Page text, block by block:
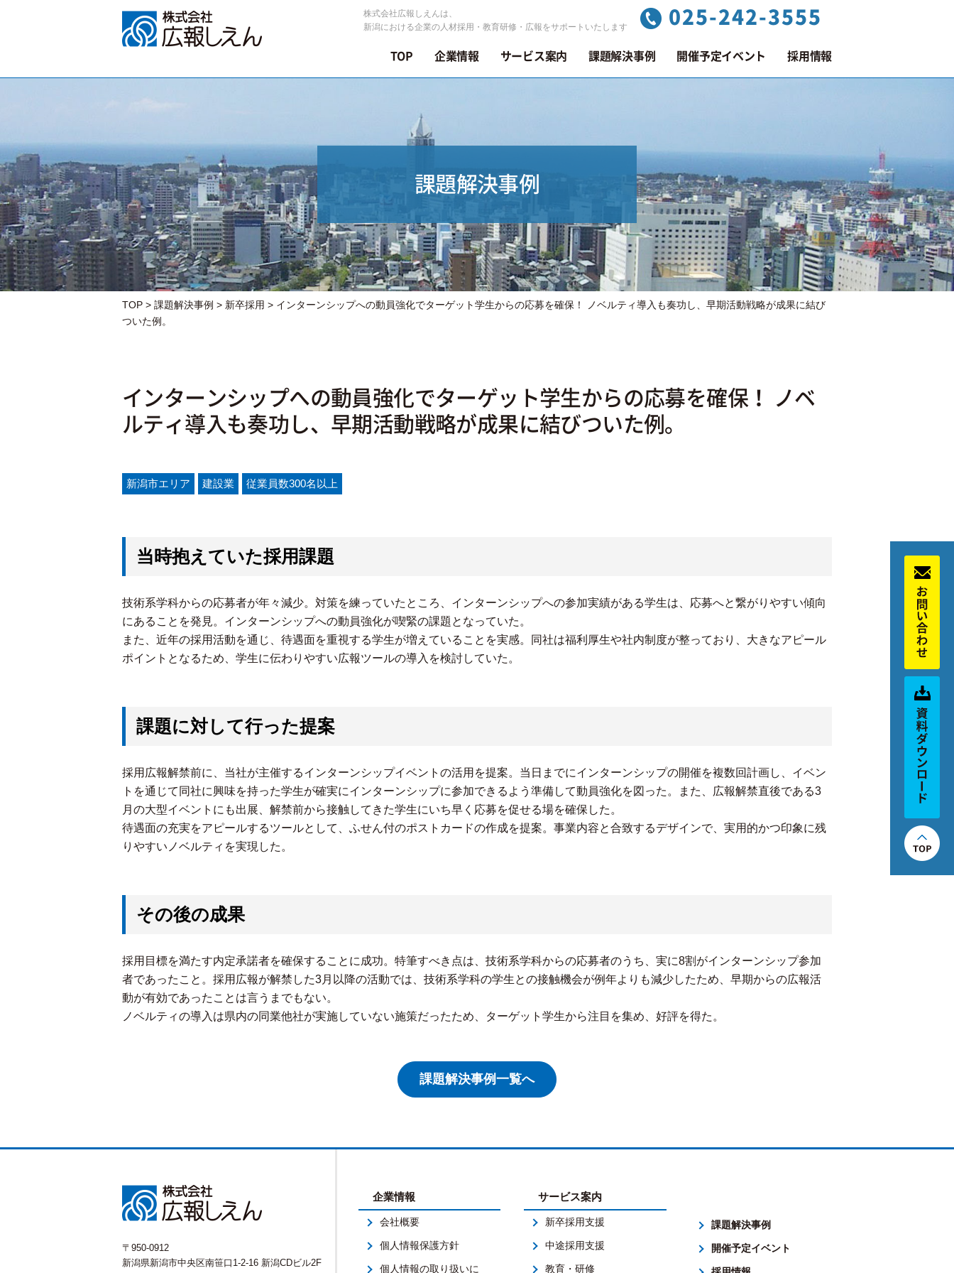
株式会社広報しえんは、
新潟における企業の人材採用・教育研修・広報をサポートいたします
025-242-3555
TOP 企業情報 サービス案内 課題解決事例 開催予定イベント 採用情報
課題解決事例
TOP > 課題解決事例 > 新卒採用 > インターンシップへの動員強化でターゲット学生からの応募を確保！ ノベルティ導入も奏功し、早期活動戦略が成果に結び
ついた例。
インターンシップへの動員強化でターゲット学生からの応募を確保！ ノベ
ルティ導入も奏功し、早期活動戦略が成果に結びついた例。
新潟市エリア 建設業 従業員数300名以上
当時抱えていた採用課題
技術系学科からの応募者が年々減少。対策を練っていたところ、インターンシップへの参加実績がある学生は、応募へと繋がりやすい傾向
にあることを発見。インターンシップへの動員強化が喫緊の課題となっていた。
また、近年の採用活動を通じ、待遇面を重視する学生が増えていることを実感。同社は福利厚生や社内制度が整っており、大きなアピール
ポイントとなるため、学生に伝わりやすい広報ツールの導入を検討していた。
課題に対して行った提案
採用広報解禁前に、当社が主催するインターンシップイベントの活用を提案。当日までにインターンシップの開催を複数回計画し、イベン
トを通じて同社に興味を持った学生が確実にインターンシップに参加できるよう準備して動員強化を図った。また、広報解禁直後である3
月の大型イベントにも出展、解禁前から接触してきた学生にいち早く応募を促せる場を確保した。
待遇面の充実をアピールするツールとして、ふせん付のポストカードの作成を提案。事業内容と合致するデザインで、実用的かつ印象に残
りやすいノベルティを実現した。
その後の成果
採用目標を満たす内定承諾者を確保することに成功。特筆すべき点は、技術系学科からの応募者のうち、実に8割がインターンシップ参加
者であったこと。採用広報が解禁した3月以降の活動では、技術系学科の学生との接触機会が例年よりも減少したため、早期からの広報活
動が有効であったことは言うまでもない。
ノベルティの導入は県内の同業他社が実施していない施策だったため、ターゲット学生から注目を集め、好評を得た。
課題解決事例一覧へ
〒950-0912
新潟県新潟市中央区南笹口1-2-16 新潟CDビル2F
企業情報
会社概要
個人情報保護方針
個人情報の取り扱いに
サービス案内
新卒採用支援
中途採用支援
教育・研修
課題解決事例
開催予定イベント